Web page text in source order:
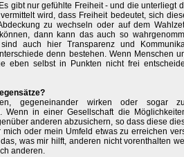
gibt nur gefühlte Freiheit - und die unterliegt
wird, dass Freiheit bedeutet, sich
zu wechseln oder auf dem
dann kann das auch so
auch hier Transparenz und
denn bestehen. Wenn Menschen
eben selbst in Punkten nicht frei
gegeneinander wirken oder sogar
Wenn in einer Gesellschaft die
anderen abzusichern, so dass diese
oder mein Umfeld etwas zu erreichen
was mir hilft, anderen nicht vorenthalten
anderen.